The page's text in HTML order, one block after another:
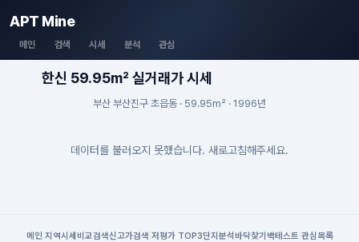
APT Mine
메인 검색 시세 분석 관심
한신 59.95m² 실거래가 시세
부산 부산진구 초읍동 · 59.95m² · 1996년
데이터를 불러오지 못했습니다. 새로고침해주세요.
메인| 지역시세 비교검색신고가검색 저평가 TOP3단지분석 바닥찾기 백테스트 관심목록